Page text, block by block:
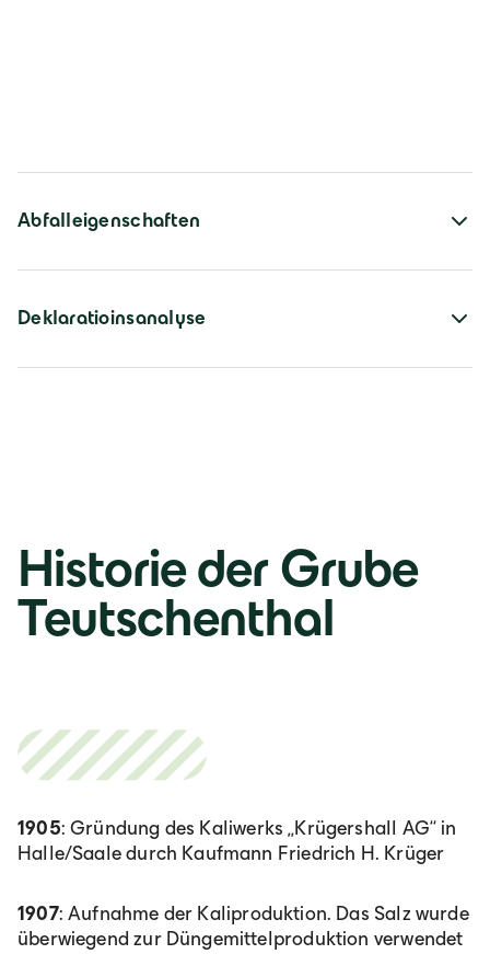
Abfalleigenschaften
Deklaratioinsanalyse
Historie der Grube
Teutschenthal
1905: Gründung des Kaliwerks „Krügershall AG“ in
Halle/Saale durch Kaufmann Friedrich H. Krüger
1907: Aufnahme der Kaliproduktion. Das Salz wurde
überwiegend zur Düngemittelproduktion verwendet